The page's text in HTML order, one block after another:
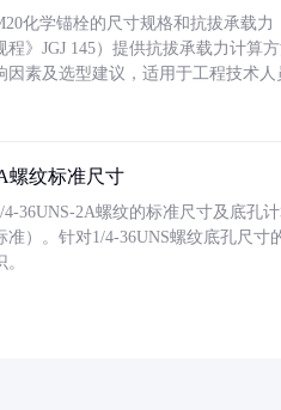
化学锚栓的尺寸规格和抗拔承载
程》JGJ 145）提供抗拔承载力计算
因素及选型建议，适用于工程技术人
螺纹标准尺寸
36UNS-2A螺纹的标准尺寸及底孔
准）。针对1/4-36UNS螺纹底孔尺